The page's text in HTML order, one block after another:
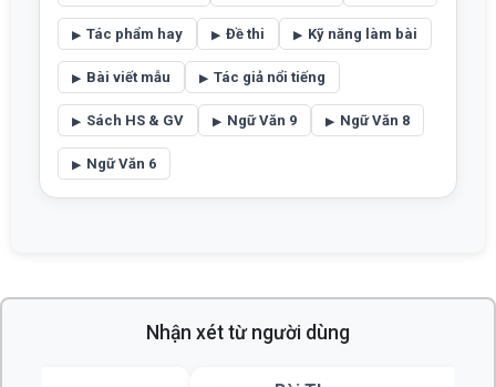
Tác phẩm hay Đề thi Kỹ năng làm bài
Bài viết mẫu Tác giả nổi tiếng
Sách HS & GV Ngữ Văn 9 Ngữ Văn 8
Ngữ Văn 6
Nhận xét từ người dùng